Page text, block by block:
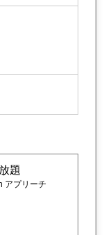
題
アプリーチ